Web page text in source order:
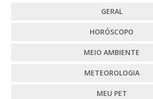
GERAL
HORÓSCOPO
MEIO AMBIENTE
METEOROLOGIA
MEU PET